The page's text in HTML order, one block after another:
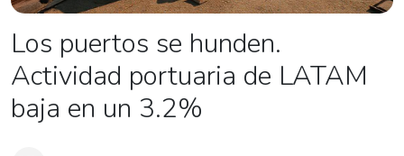
Los puertos se hunden.
Actividad portuaria de LATAM
baja en un 3.2%